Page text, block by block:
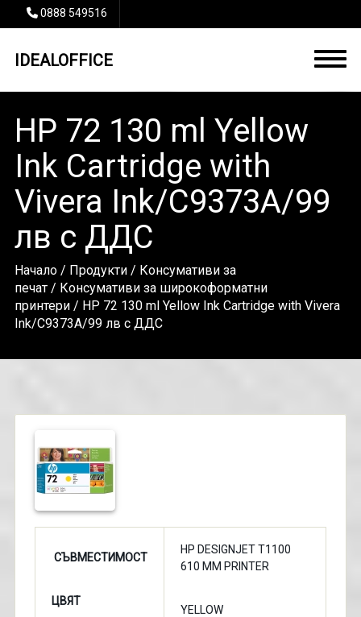
0888 549516
IDEALOFFICE
HP 72 130 ml Yellow
Ink Cartridge with
Vivera Ink/C9373A/99
лв с ДДС
Начало/ Продукти/ Консумативи за
печат/ Консумативи за широкоформатни
принтери/ HP 72 130 ml Yellow Ink Cartridge with Vivera
Ink/C9373A/99 лв с ДДС
СЪВМЕСТИМОСТ
ЦВЯТ
HP DESIGNJET T1100
610 MM PRINTER
YELLOW